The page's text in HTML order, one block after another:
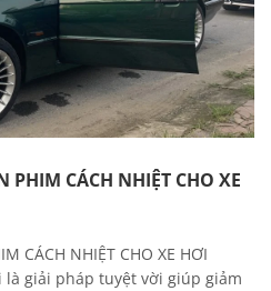
PHIM CÁCH NHIỆT CHO XE
CÁCH NHIỆT CHO XE HƠI
là giải pháp tuyệt vời giúp giảm